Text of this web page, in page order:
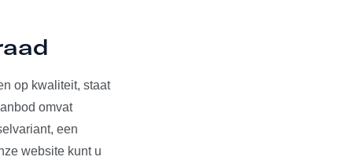
op kwaliteit, staat
omvat
een
website kunt u